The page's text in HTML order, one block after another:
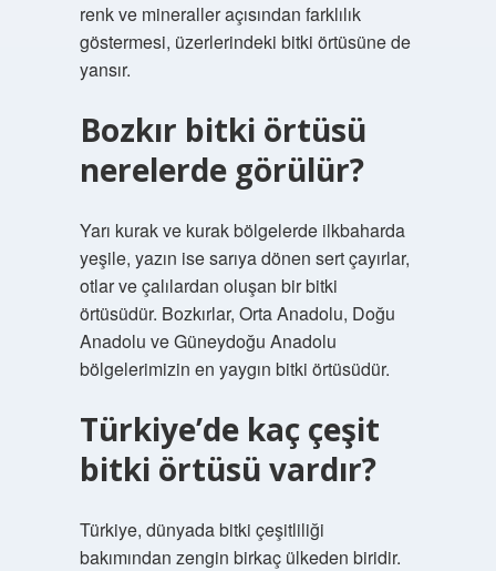
renk ve mineraller açısından farklılık
göstermesi, üzerlerindeki bitki örtüsüne de
yansır.
Bozkır bitki örtüsü
nerelerde görülür?
Yarı kurak ve kurak bölgelerde ilkbaharda
yeşile, yazın ise sarıya dönen sert çayırlar,
otlar ve çalılardan oluşan bir bitki
örtüsüdür. Bozkırlar, Orta Anadolu, Doğu
Anadolu ve Güneydoğu Anadolu
bölgelerimizin en yaygın bitki örtüsüdür.
Türkiye’de kaç çeşit
bitki örtüsü vardır?
Türkiye, dünyada bitki çeşitliliği
bakımından zengin birkaç ülkeden biridir.